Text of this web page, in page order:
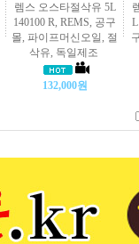
렘스 오스타절삭유 5L
140100 R, REMS, 공구
몰, 파이프머신오일, 절
삭유, 독일제조
132,000원